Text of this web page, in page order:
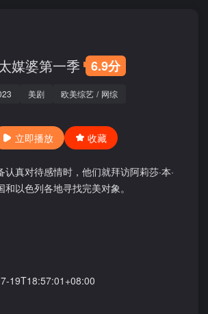
媒婆第一季 6.9分
美剧 欧美综艺 / 网综
立即播放 收藏
真对待感情时，他们就拜访阿莉莎·本·
以色列各地寻找完美对象。
19T18:57:01+08:00